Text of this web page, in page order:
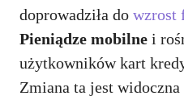
doprowadziła do wzrost
Pieniądze mobilne i
użytkowników kart
Zmiana ta jest